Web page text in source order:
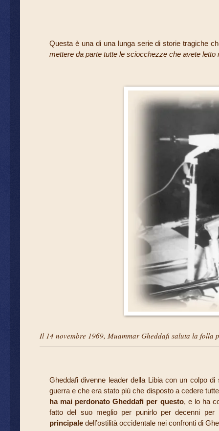
Questa è una di una lunga serie di storie tragiche
mettere da parte tutte le sciocchezze che avete
Il 14 novembre 1969, Muammar Gheddafi saluta la
Gheddafi divenne leader della Libia con un colpo
guerra e che era stato più che disposto a cedere
ha mai perdonato Gheddafi per questo, e lo ha
fatto del suo meglio per punirlo per decenni
principale dell’ostilità occidentale nei confronti di